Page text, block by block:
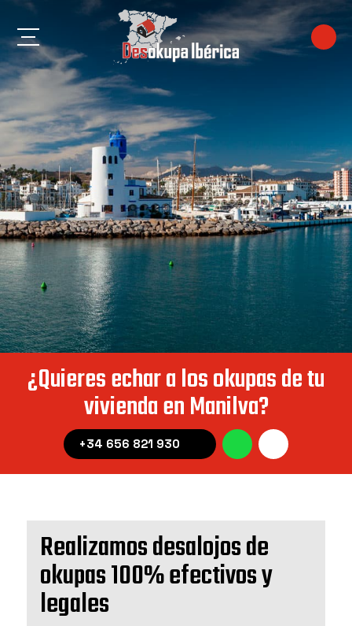
¿Quieres echar a los okupas de tu
vivienda en Manilva?
+34 656 821 930
Realizamos desalojos de
okupas 100% efectivos y
legales